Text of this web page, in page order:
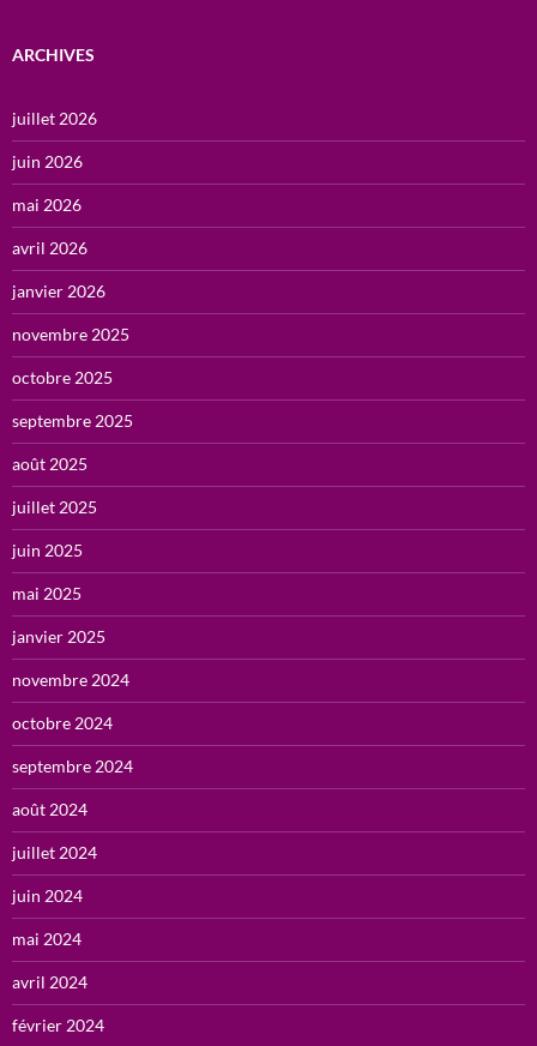
ARCHIVES
juillet 2026
juin 2026
mai 2026
avril 2026
janvier 2026
novembre 2025
octobre 2025
septembre 2025
août 2025
juillet 2025
juin 2025
mai 2025
janvier 2025
novembre 2024
octobre 2024
septembre 2024
août 2024
juillet 2024
juin 2024
mai 2024
avril 2024
février 2024